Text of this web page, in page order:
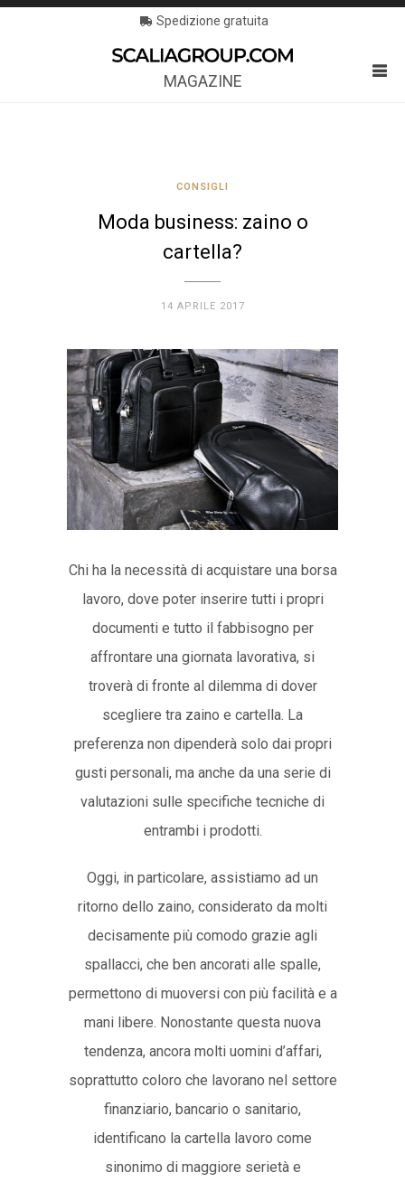
Spedizione gratuita
MAGAZINE
CONSIGLI
Moda business: zaino o
cartella?
14 APRILE 2017
Chi ha la necessità di acquistare una borsa
lavoro, dove poter inserire tutti i propri
documenti e tutto il fabbisogno per
affrontare una giornata lavorativa, si
troverà di fronte al dilemma di dover
scegliere tra zaino e cartella. La
preferenza non dipenderà solo dai propri
gusti personali, ma anche da una serie di
valutazioni sulle specifiche tecniche di
entrambi i prodotti.
Oggi, in particolare, assistiamo ad un
ritorno dello zaino, considerato da molti
decisamente più comodo grazie agli
spallacci, che ben ancorati alle spalle,
permettono di muoversi con più facilità e a
mani libere. Nonostante questa nuova
tendenza, ancora molti uomini d’affari,
soprattutto coloro che lavorano nel settore
finanziario, bancario o sanitario,
identificano la cartella lavoro come
sinonimo di maggiore serietà e